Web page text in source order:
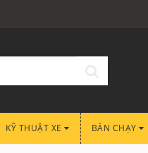
KỸ THUẬT XE BÁN CHẠY